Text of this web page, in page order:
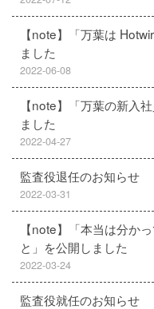
【note】「万葉は
ました
2022-06-08
【note】「万葉の新入
ました
2022-04-27
監査役退任のお知らせ
2022-03-31
【note】「本当は分か
と」を公開しました
2022-03-24
監査役就任のお知らせ